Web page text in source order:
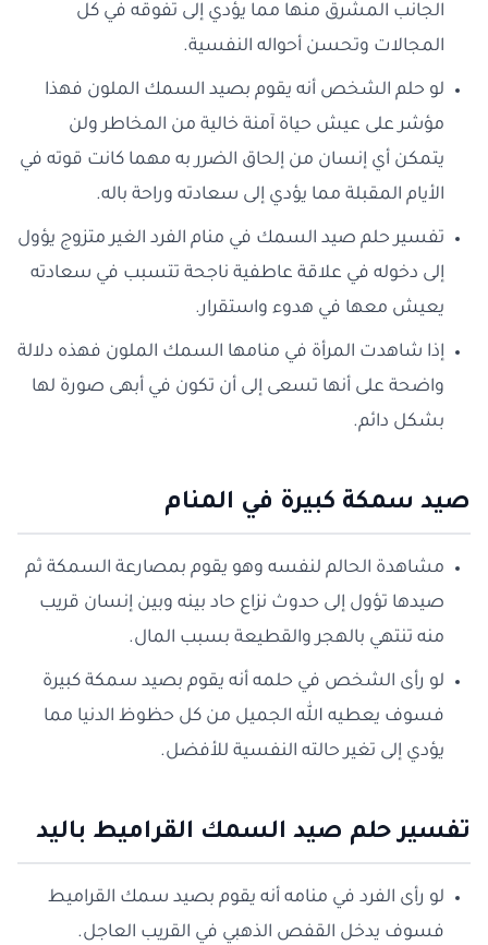
الجانب المشرق منها مما يؤدي إلى تفوقه في كل
المجالات وتحسن أحواله النفسية.
لو حلم الشخص أنه يقوم بصيد السمك الملون فهذا
مؤشر على عيش حياة آمنة خالية من المخاطر ولن
يتمكن أي إنسان من إلحاق الضرر به مهما كانت قوته في
الأيام المقبلة مما يؤدي إلى سعادته وراحة باله.
تفسير حلم صيد السمك في منام الفرد الغير متزوج يؤول
إلى دخوله في علاقة عاطفية ناجحة تتسبب في سعادته
يعيش معها في هدوء واستقرار.
إذا شاهدت المرأة في منامها السمك الملون فهذه دلالة
واضحة على أنها تسعى إلى أن تكون في أبهى صورة لها
بشكل دائم.
صيد سمكة كبيرة في المنام
مشاهدة الحالم لنفسه وهو يقوم بمصارعة السمكة ثم
صيدها تؤول إلى حدوث نزاع حاد بينه وبين إنسان قريب
منه تنتهي بالهجر والقطيعة بسبب المال.
لو رأى الشخص في حلمه أنه يقوم بصيد سمكة كبيرة
فسوف يعطيه الله الجميل من كل حظوظ الدنيا مما
يؤدي إلى تغير حالته النفسية للأفضل.
تفسير حلم صيد السمك القراميط باليد
لو رأى الفرد في منامه أنه يقوم بصيد سمك القراميط
فسوف يدخل القفص الذهبي في القريب العاجل.